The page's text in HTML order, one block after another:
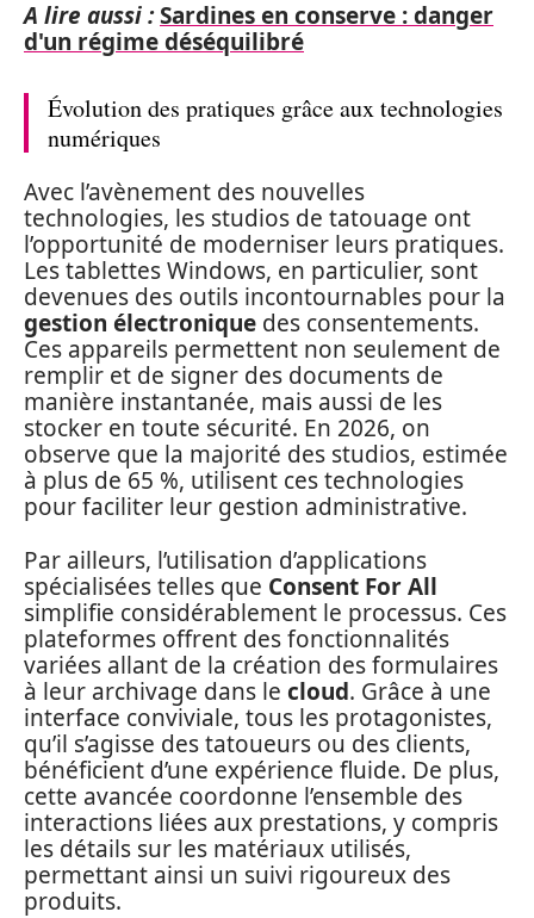
A lire aussi :Sardines en conserve : danger
d'un régime déséquilibré
Évolution des pratiques grâce aux technologies
numériques
Avec l’avènement des nouvelles
technologies, les studios de tatouage ont
l’opportunité de moderniser leurs pratiques.
Les tablettes Windows, en particulier, sont
devenues des outils incontournables pour la
gestion électronique des consentements.
Ces appareils permettent non seulement de
remplir et de signer des documents de
manière instantanée, mais aussi de les
stocker en toute sécurité. En 2026, on
observe que la majorité des studios, estimée
à plus de 65 %, utilisent ces technologies
pour faciliter leur gestion administrative.
Par ailleurs, l’utilisation d’applications
spécialisées telles que Consent For All
simplifie considérablement le processus. Ces
plateformes offrent des fonctionnalités
variées allant de la création des formulaires
à leur archivage dans le cloud. Grâce à une
interface conviviale, tous les protagonistes,
qu’il s’agisse des tatoueurs ou des clients,
bénéficient d’une expérience fluide. De plus,
cette avancée coordonne l’ensemble des
interactions liées aux prestations, y compris
les détails sur les matériaux utilisés,
permettant ainsi un suivi rigoureux des
produits.